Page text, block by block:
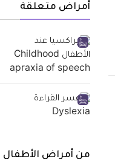
أمراض متعلقة
من أمراض الأطفال